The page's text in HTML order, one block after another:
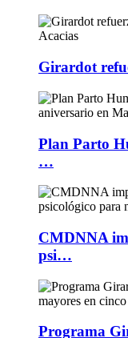
Girardot
Plan Parto
…
CMDNNA
psi…
Programa